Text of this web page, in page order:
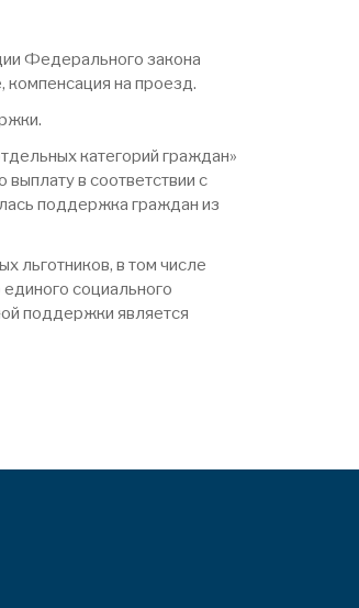
Федерального закона
на проезд.
категорий граждан»
в соответствии с
поддержка граждан из
льготников, в том числе
социального
поддержки является